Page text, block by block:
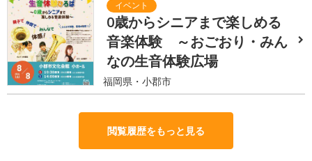
0歳からシニアまで楽しめる
音楽体験 ～おごおり・みん
なの生音体験広場
福岡県・小郡市
閲覧履歴をもっと見る